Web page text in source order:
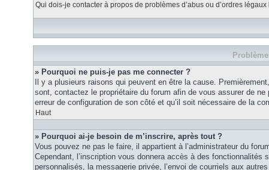
Qui dois-je contacter à propos de problèmes d’abus ou d’ordres
» Pourquoi ne puis-je pas me connecter ?
Il y a plusieurs raisons qui peuvent en être la cause.
sont, contactez le propriétaire du forum afin de vous assurer de
erreur de configuration de son côté et qu’il soit nécessaire de la
Haut
» Pourquoi ai-je besoin de m’inscrire, après tout ?
Vous pouvez ne pas le faire, il appartient à l’administrateur du
Cependant, l’inscription vous donnera accès à des
personnalisés, la messagerie privée, l’envoi de courriels aux